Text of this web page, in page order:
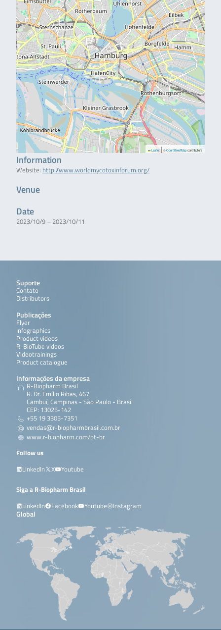
Leaflet | ©OpenStreetMap contributors
Information
Website: http://www.worldmycotoxinforum.org/
Venue
Date
2023/10/9 – 2023/10/11
Suporte
Contato
Distributors
Publicações
Flyer
Infographics
Product videos
R-BioTube videos
Videotrainings
Product catalogue
Informações da empresa
R-Biopharm Brasil
R. Dr. Emílio Ribas, 467
Cambuí, Campinas - São Paulo - Brasil
CEP: 13025-142
+55 19 3305-7351
vendas@r-biopharmbrasil.com.br
www.r-biopharm.com/pt-br
Follow us
LinkedIn
X Youtube
Siga a R-Biopharm Brasil
LinkedIn
Facebook Youtube Instagram
Global